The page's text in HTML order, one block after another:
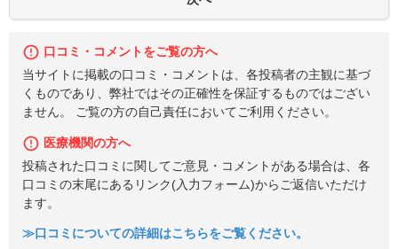
口コミ・コメントをご覧の方へ
当サイトに掲載の口コミ・コメントは、各投稿者の主観に基づ
くものであり、弊社ではその正確性を保証するものではござい
ません。 ご覧の方の自己責任においてご利用ください。
医療機関の方へ
投稿された口コミに関してご意見・コメントがある場合は、各
口コミの末尾にあるリンク(入力フォーム)からご返信いただけ
ます。
≫口コミについての詳細はこちらをご覧ください。